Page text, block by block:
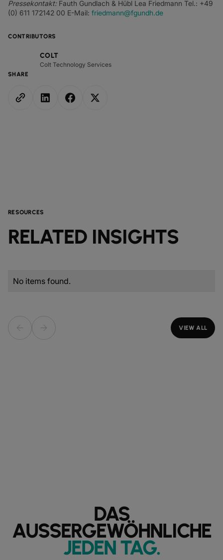
CONTRIBUTORS
COLT
Colt Technology Services
SHARE
Pressekontakt: Fauth Gundlach & Hübl Lea Friedmann Tel.: +49
(0) 611 172142 00 E-Mail: friedmann@fgundh.de
RESOURCES
RELATED INSIGHTS
No items found.
VIEW ALL
DAS
AUSSERGEWÖHNLICHE
JEDEN TAG.